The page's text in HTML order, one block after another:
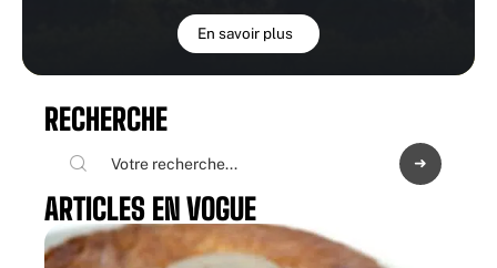
En savoir plus
RECHERCHE
ARTICLES EN VOGUE